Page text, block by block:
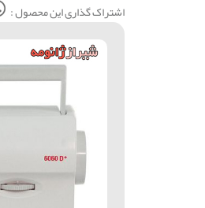
اشتراک گذاری این محصول :